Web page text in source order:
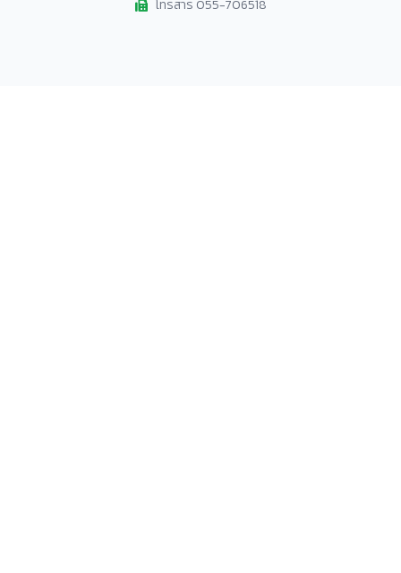
โทรสาร 055-706518